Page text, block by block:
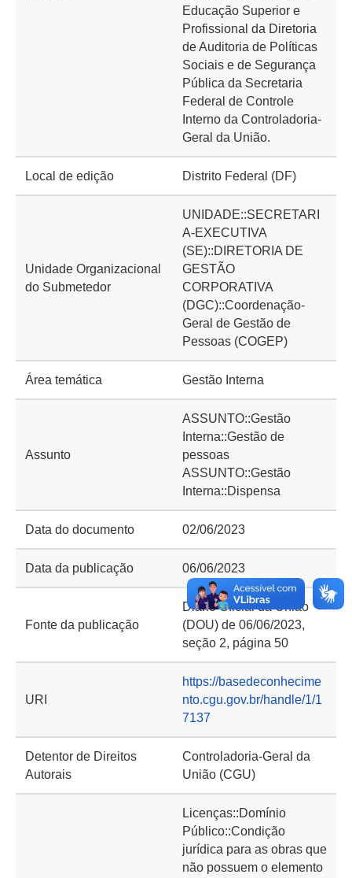
Educação Superior e
Profissional da Diretoria
de Auditoria de Políticas
Sociais e de Segurança
Pública da Secretaria
Federal de Controle
Interno da Controladoria-
Geral da União.
Local de edição Distrito Federal (DF)
Unidade Organizacional
do Submetedor
UNIDADE::SECRETARI
A-EXECUTIVA
(SE)::DIRETORIA DE
GESTÃO
CORPORATIVA
(DGC)::Coordenação-
Geral de Gestão de
Pessoas (COGEP)
Área temática Gestão Interna
Assunto
ASSUNTO::Gestão
Interna::Gestão de
pessoas
ASSUNTO::Gestão
Interna::Dispensa
Data do documento 02/06/2023
Data da publicação 06/06/2023
Fonte da publicação
Diário Oficial da União
(DOU) de 06/06/2023,
seção 2, página 50
URI
https://basedeconhecime
nto.cgu.gov.br/handle/1/1
7137
Detentor de Direitos
Autorais
Controladoria-Geral da
União (CGU)
Licenças::Domínio
Público::Condição
jurídica para as obras que
não possuem o elemento